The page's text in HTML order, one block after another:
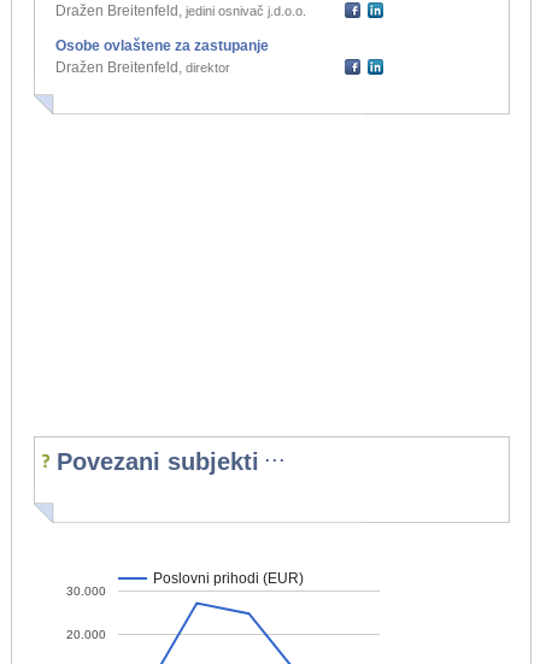
Dražen Breitenfeld , jedini osnivač j.d.o.o.
Osobe ovlaštene za zastupanje
Dražen Breitenfeld , direktor
Povezani subjekti ...
Poslovni prihodi (EUR)
20.000
30.000